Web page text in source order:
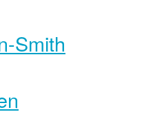
Smith